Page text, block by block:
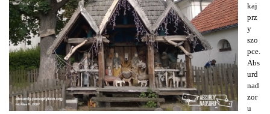
kaj
prz
y
szo
pce.
Abs
urd
nad
zor
u